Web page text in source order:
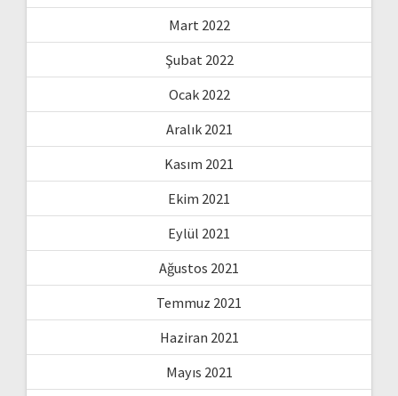
Mart 2022
Şubat 2022
Ocak 2022
Aralık 2021
Kasım 2021
Ekim 2021
Eylül 2021
Ağustos 2021
Temmuz 2021
Haziran 2021
Mayıs 2021